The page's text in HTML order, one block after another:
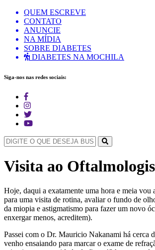
QUEM ESCREVE
CONTATO
ANUNCIE
NA MÍDIA
SOBRE DIABETES
DIABETES NA MOCHILA
Siga-nos nas redes sociais:
Visita ao
Hoje, daqui a exatamente uma hora e meia vou
para uma visita de rotina, avaliar o fundo de
da miopia e astigmatismo para fazer um novo
enxergar menos, acreditem).
Passei com o Dr. Mauricio Nakanami há cerca
venho ensaiando para marcar o exame de